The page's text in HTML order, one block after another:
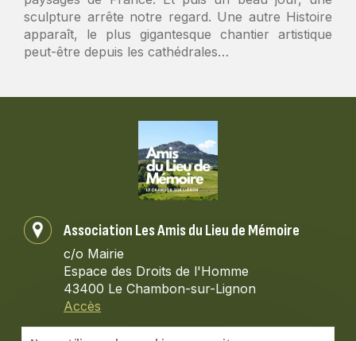
sculpture arrête notre regard. Une autre Histoire
apparaît, le plus gigantesque chantier artistique
peut-être depuis les cathédrales…
Association Les Amis du Lieu de Mémoire
c/o Mairie
Espace des Droits de l'Homme
43400 Le Chambon-sur-Lignon
Accès